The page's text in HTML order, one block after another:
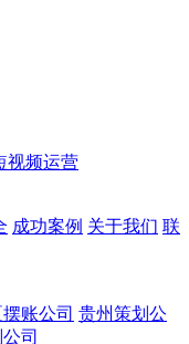
视频运营
成功案例 关于我们 联
账公司 贵州策划公
司